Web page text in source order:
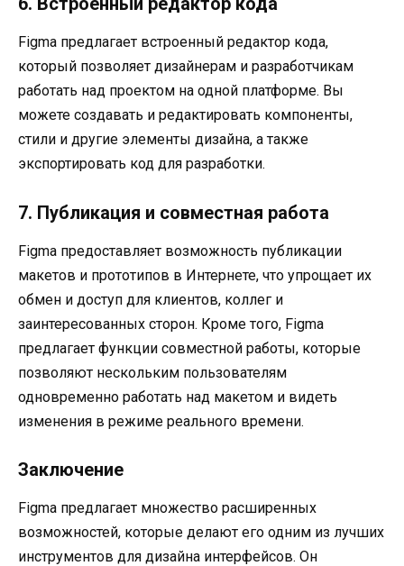
Figma предлагает встроенный редактор кода,
который позволяет дизайнерам и разработчикам
работать над проектом на одной платформе. Вы
можете создавать и редактировать компоненты,
стили и другие элементы дизайна, а также
экспортировать код для разработки.
7. Публикация и совместная работа
Figma предоставляет возможность публикации
макетов и прототипов в Интернете, что упрощает их
обмен и доступ для клиентов, коллег и
заинтересованных сторон. Кроме того, Figma
предлагает функции совместной работы, которые
позволяют нескольким пользователям
одновременно работать над макетом и видеть
изменения в режиме реального времени.
Заключение
Figma предлагает множество расширенных
возможностей, которые делают его одним из лучших
инструментов для дизайна интерфейсов. Он